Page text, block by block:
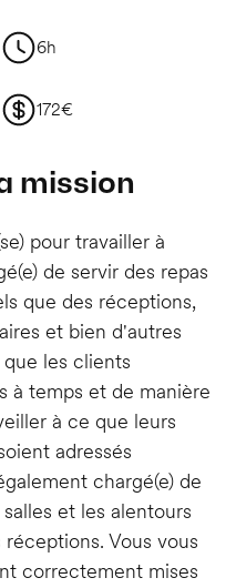
6h
172€
mission
pour travailler à
de servir des repas
que des réceptions,
et bien d'autres
les clients
à temps et de manière
à ce que leurs
adressés
chargé(e) de
et les alentours
Vous vous
correctement mises